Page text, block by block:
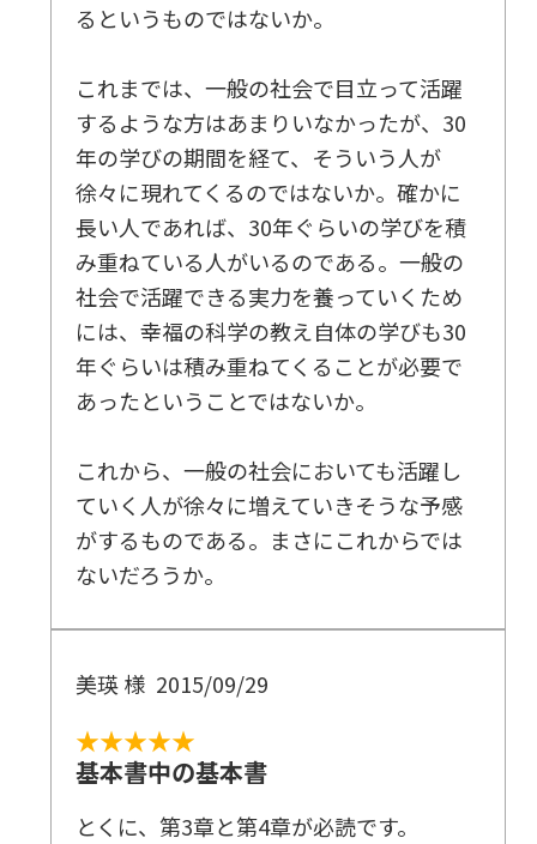
仏の偉大なる計画とは
多くの人々を救うためにこそ、伝道活動を
あとがき
るというものではないか。
これまでは、一般の社会で目立って活躍
するような方はあまりいなかったが、30
年の学びの期間を経て、そういう人が
徐々に現れてくるのではないか。確かに
長い人であれば、30年ぐらいの学びを積
み重ねている人がいるのである。一般の
社会で活躍できる実力を養っていくため
には、幸福の科学の教え自体の学びも30
年ぐらいは積み重ねてくることが必要で
あったということではないか。
これから、一般の社会においても活躍し
ていく人が徐々に増えていきそうな予感
がするものである。まさにこれからでは
ないだろうか。
美瑛 様 2015/09/29
★★★★★
基本書中の基本書
とくに、第3章と第4章が必読です。